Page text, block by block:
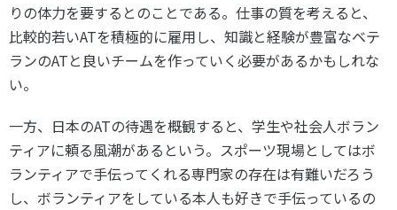
りの体力を要するとのことである。仕事の質を考えると、
比較的若いATを積極的に雇用し、知識と経験が豊富なベテ
ランのATと良いチームを作っていく必要があるかもしれな
い。
一方、日本のATの待遇を概観すると、学生や社会人ボラン
ティアに頼る風潮があるという。スポーツ現場としてはボ
ランティアで手伝ってくれる専門家の存在は有難いだろう
し、ボランティアをしている本人も好きで手伝っているの